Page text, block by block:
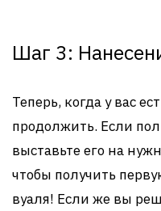
Шаг 3:
Теперь, когда у вас
продолжить. Если
выставьте его на
чтобы получить
вуаля! Если же вы